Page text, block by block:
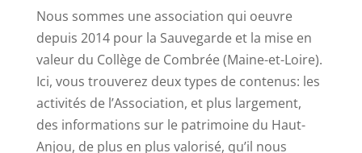
Nous sommes une association qui oeuvre
depuis 2014 pour la Sauvegarde et la mise en
valeur du Collège de Combrée (Maine-et-Loire).
Ici, vous trouverez deux types de contenus: les
activités de l’Association, et plus largement,
des informations sur le patrimoine du Haut-
Anjou, de plus en plus valorisé, qu’il nous